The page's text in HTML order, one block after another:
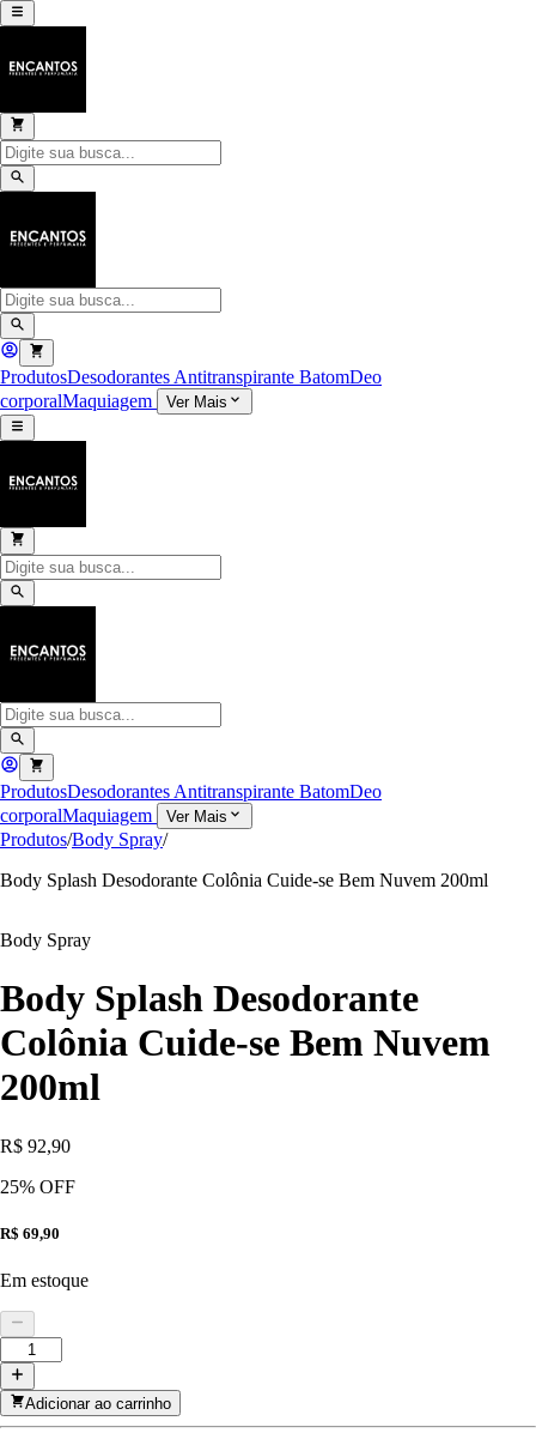
ProdutosDesodorantes Antitranspirante BatomDeo
corporalMaquiagem Ver Mais
ProdutosDesodorantes Antitranspirante BatomDeo
corporalMaquiagem Ver Mais
Produtos/Body Spray/
Body Splash Desodorante Colônia Cuide-se Bem Nuvem 200ml
Body Spray
Body Splash Desodorante
Colônia Cuide-se Bem Nuvem
200ml
R$ 92,90
25% OFF
R$ 69,90
Em estoque
Adicionar ao carrinho